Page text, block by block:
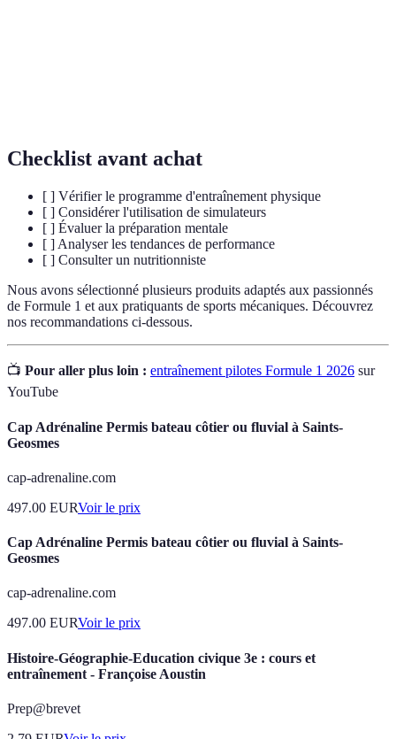
Checklist avant achat
[ ] Vérifier le programme d'entraînement physique
[ ] Considérer l'utilisation de simulateurs
[ ] Évaluer la préparation mentale
[ ] Analyser les tendances de performance
[ ] Consulter un nutritionniste
Nous avons sélectionné plusieurs produits adaptés aux passionnés
de Formule 1 et aux pratiquants de sports mécaniques. Découvrez
nos recommandations ci-dessous.
📺 Pour aller plus loin : entraînement pilotes Formule 1 2026 sur
YouTube
Cap Adrénaline Permis bateau côtier ou fluvial à Saints-
Geosmes
cap-adrenaline.com
497.00 EURVoir le prix
Cap Adrénaline Permis bateau côtier ou fluvial à Saints-
Geosmes
cap-adrenaline.com
497.00 EURVoir le prix
Histoire-Géographie-Education civique 3e : cours et
entraînement - Françoise Aoustin
Prep@brevet